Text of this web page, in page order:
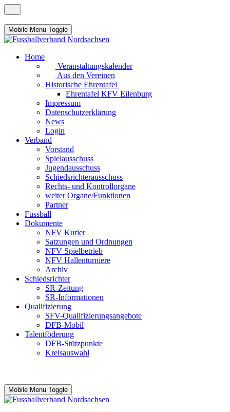
Mobile Menu Toggle
Home
Veranstaltungskalender
Aus den Vereinen
Historische Ehrentafel
Ehrentafel KFV Eilenburg
Impressum
Datenschutzerklärung
News
Login
Verband
Vorstand
Spielausschuss
Jugendausschuss
Schiedsrichterausschuss
Rechts- und Kontrollorgane
weiter Organe/Funktionen
Partner
Fussball
Dokumente
NFV Kurier
Satzungen und Ordnungen
NFV Spielbetrieb
NFV Hallenturniere
Archiv
Schiedsrichter
SR-Zeitung
SR-Informationen
Qualifizierung
SFV-Qualifizierungsangebote
DFB-Mobil
Talentföderung
DFB-Stützpunkte
Kreisauswahl
Mobile Menu Toggle